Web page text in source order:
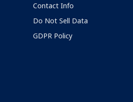
Contact Info
Do Not Sell Data
GDPR Policy